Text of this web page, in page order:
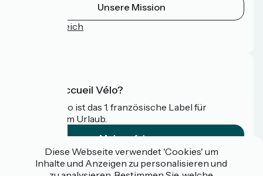
Unsere Mission
Pressebereich
Was ist Accueil Vélo?
Accueil Vélo ist das 1. französische Label für
Radfahrer im Urlaub.
Mehr erfahren
Gefördert im Rahmen von Destination France
Diese Webseite verwendet 'Cookies' um
Inhalte und Anzeigen zu personalisieren und